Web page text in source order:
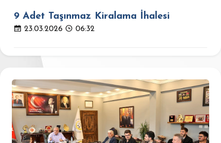
9 Adet Taşınmaz Kiralama İhalesi
23.03.2026 06:32